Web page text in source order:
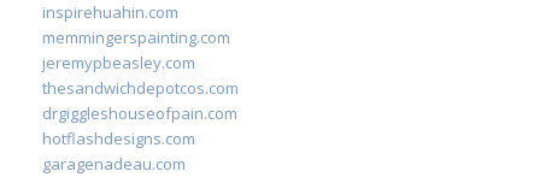
inspirehuahin.com
memmingerspainting.com
jeremypbeasley.com
thesandwichdepotcos.com
drgiggleshouseofpain.com
hotflashdesigns.com
garagenadeau.com